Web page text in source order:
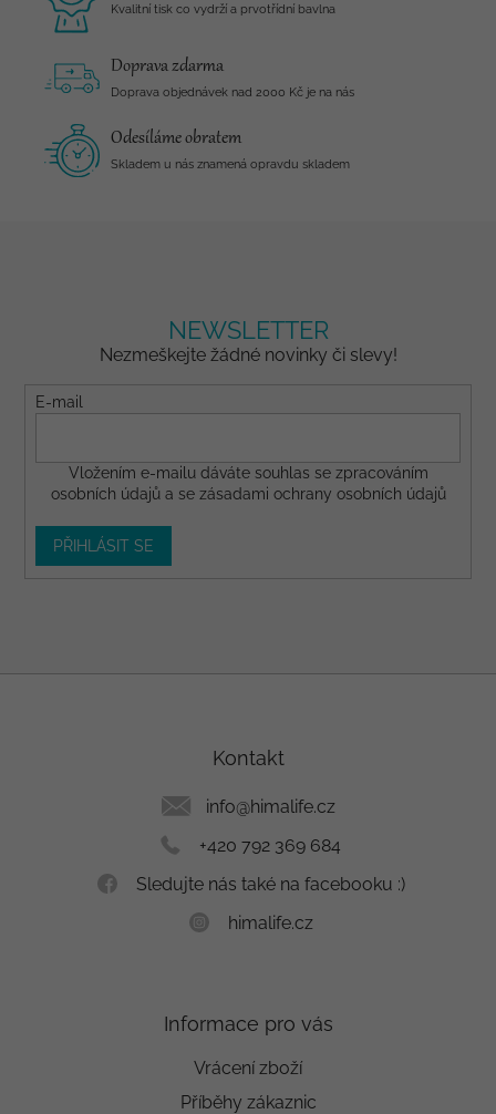
Kvalitní tisk co vydrží a prvotřídní bavlna
Doprava zdarma
Doprava objednávek nad 2000 Kč je na nás
Odesíláme obratem
Skladem u nás znamená opravdu skladem
NEWSLETTER
Nezmeškejte žádné novinky či slevy!
E-mail
Vložením e-mailu dáváte souhlas se zpracováním
osobních údajů a se zásadami ochrany osobních údajů
PŘIHLÁSIT SE
Kontakt
info@himalife.cz
+420 792 369 684
Sledujte nás také na facebooku :)
himalife.cz
Informace pro vás
Vrácení zboží
Příběhy zákaznic